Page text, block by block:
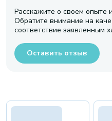
Расскажите о своем опыте
Обратите внимание на
соответствие заявленным
Оставить отзыв